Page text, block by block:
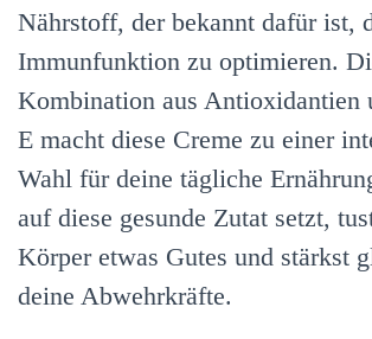
Nährstoff, der bekannt dafür ist,
Immunfunktion zu optimieren.
Kombination aus Antioxidantien
E macht diese Creme zu einer
Wahl für deine tägliche
auf diese gesunde Zutat setzt,
Körper etwas Gutes und stärkst
deine Abwehrkräfte.